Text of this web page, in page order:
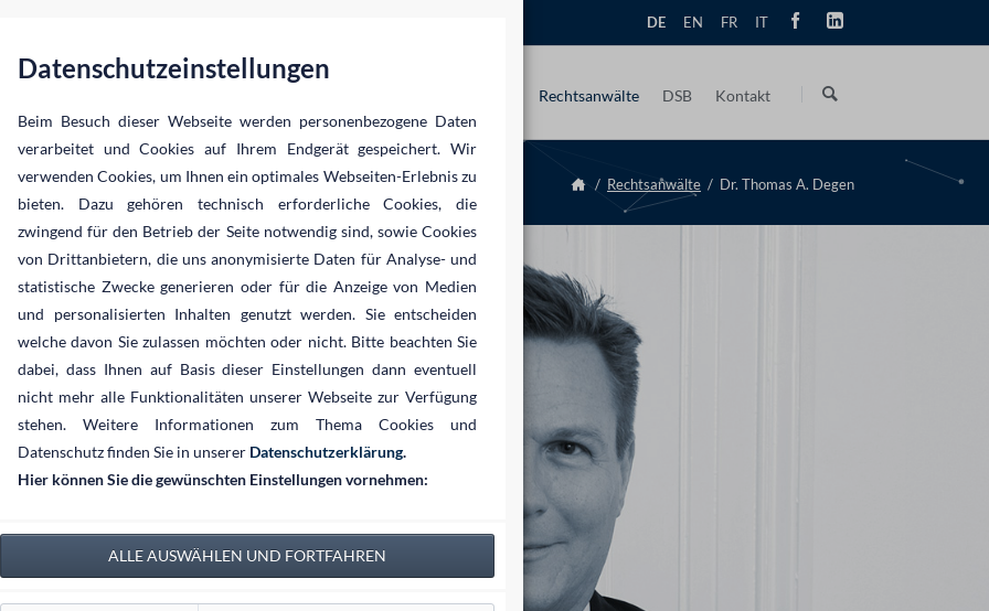
Datenschutzeinstellungen
Beim Besuch dieser Webseite werden personenbezogene Daten
verarbeitet und Cookies auf Ihrem Endgerät gespeichert. Wir
verwenden Cookies, um Ihnen ein optimales Webseiten-Erlebnis zu
bieten. Dazu gehören technisch erforderliche Cookies, die
zwingend für den Betrieb der Seite notwendig sind, sowie Cookies
von Drittanbietern, die uns anonymisierte Daten für Analyse- und
statistische Zwecke generieren oder für die Anzeige von Medien
und personalisierten Inhalten genutzt werden. Sie entscheiden
welche davon Sie zulassen möchten oder nicht. Bitte beachten Sie
dabei, dass Ihnen auf Basis dieser Einstellungen dann eventuell
nicht mehr alle Funktionalitäten unserer Webseite zur Verfügung
stehen. Weitere Informationen zum Thema Cookies und
Datenschutz finden Sie in unserer Datenschutzerklärung.
Hier können Sie die gewünschten Einstellungen vornehmen:
DE EN FR IT
überspringen
News-Archiv
Events-Archiv
Profil
Kooperationen
Experten-Netzwerk
Mitgliedschaften
Auszeichnungen
Corporate Social Responsibility
IT-Recht · Informationstechnologierecht
Compliance und IT-Sicherheit
Datenschutzrecht · DSGVO
Externer Datenschutzbeauftragter · DSB
Arbeitsrecht
Urheber- und Medienrecht
Markenrecht und Schutz des geistigen Eigentums
Wettbewerbsrecht
Persönlichkeitsrechte, Reputationsschutz und Presserecht
Gesellschafts- und Stiftungsrecht
Architektur- und Baurecht
Rechtsanwälte
Prof. Helmuth Jordan, M.Sc.
Dr. Hanns-Georg Pipping
Mathias Lang, LL.M.
Tilo Schindele
Dr. Arnd-Christian Kulow
Marzia Carla Iosini, LL.M.
Prof. Dr. Laird H. McNeil
DSB
DSB · Externe Datenschutzbeauftragte
Peter Wagner
Kontakt
Rechtsanwälte Dr. Thomas A. Degen